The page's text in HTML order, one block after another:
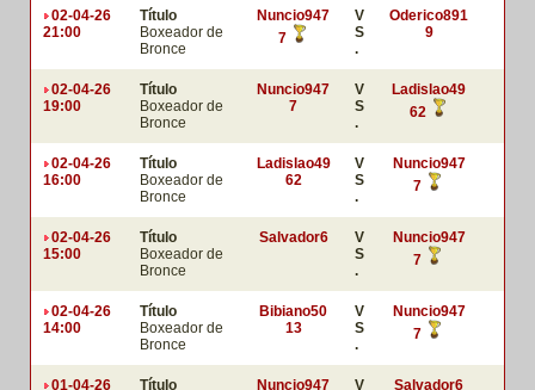
02-04-26
21:00
Título
Boxeador de
Bronce
Nuncio947
7
V
S
.
Oderico891
9
02-04-26
19:00
Título
Boxeador de
Bronce
Nuncio947
7
V
S
.
Ladislao49
62
02-04-26
16:00
Título
Boxeador de
Bronce
Ladislao49
62
V
S
.
Nuncio947
7
02-04-26
15:00
Título
Boxeador de
Bronce
Salvador6
V
S
.
Nuncio947
7
02-04-26
14:00
Título
Boxeador de
Bronce
Bibiano50
13
V
S
.
Nuncio947
7
01-04-26 Título Nuncio947 V Salvador6